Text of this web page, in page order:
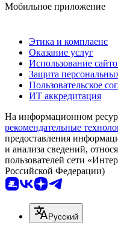
Мобильное приложение
Этика и комплаенс
Оказание услуг
Использование
Защита
Пользовательское
ИТ аккредитация
На информационном
рекомендательные
предоставления
и анализа сведений,
пользователей сети
Российской Федерации)
Русский